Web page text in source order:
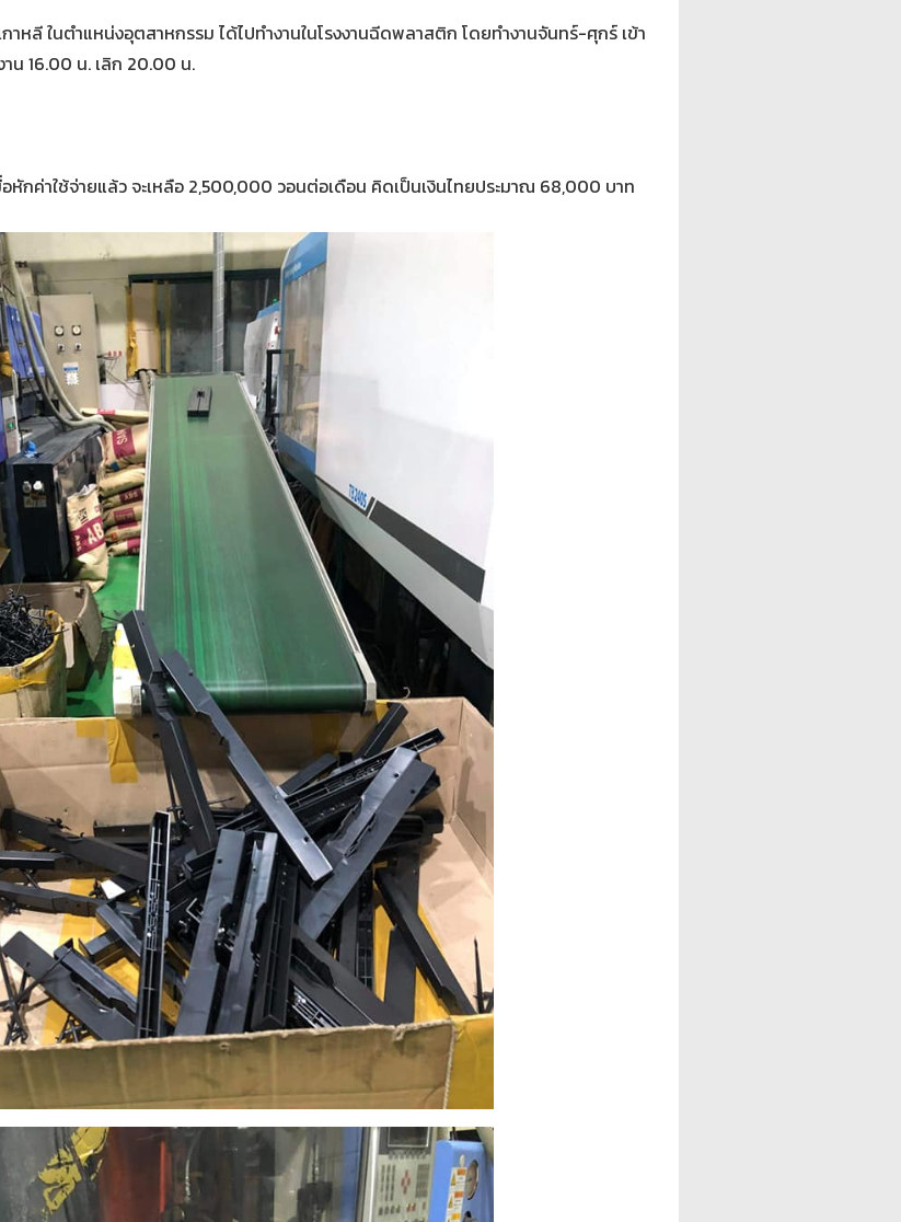
หลี ในตำแหน่งอุตสาหกรรม ได้ไปทำงานในโรงงานฉีดพลาสติก โดยทำงานจันทร์-ศุกร์ เข้า
าน 16.00 น. เลิก 20.00 น.
หักค่าใช้จ่ายแล้ว จะเหลือ 2,500,000 วอนต่อเดือน คิดเป็นเงินไทยประมาณ 68,000 บาท